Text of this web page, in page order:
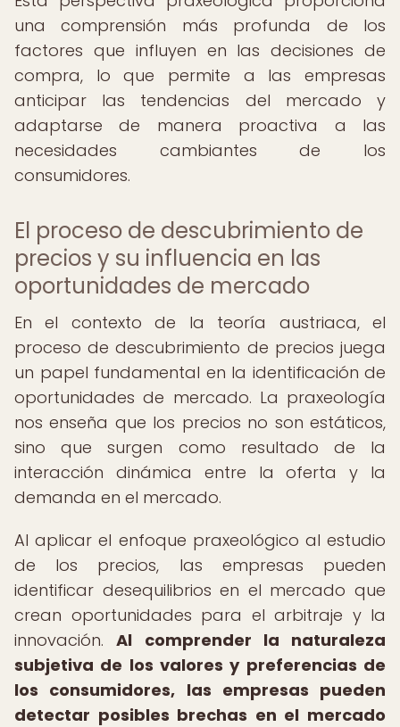
una comprensión más profunda de los
factores que influyen en las decisiones de
compra, lo que permite a las empresas
anticipar las tendencias del mercado y
adaptarse de manera proactiva a las
necesidades cambiantes de los
consumidores.
El proceso de descubrimiento de
precios y su influencia en las
oportunidades de mercado
En el contexto de la teoría austriaca, el
proceso de descubrimiento de precios juega
un papel fundamental en la identificación de
oportunidades de mercado. La praxeología
nos enseña que los precios no son estáticos,
sino que surgen como resultado de la
interacción dinámica entre la oferta y la
demanda en el mercado.
Al aplicar el enfoque praxeológico al estudio
de los precios, las empresas pueden
identificar desequilibrios en el mercado que
crean oportunidades para el arbitraje y la
innovación.Al comprender la naturaleza
subjetiva de los valores y preferencias de
los consumidores, las empresas pueden
detectar posibles brechas en el mercado